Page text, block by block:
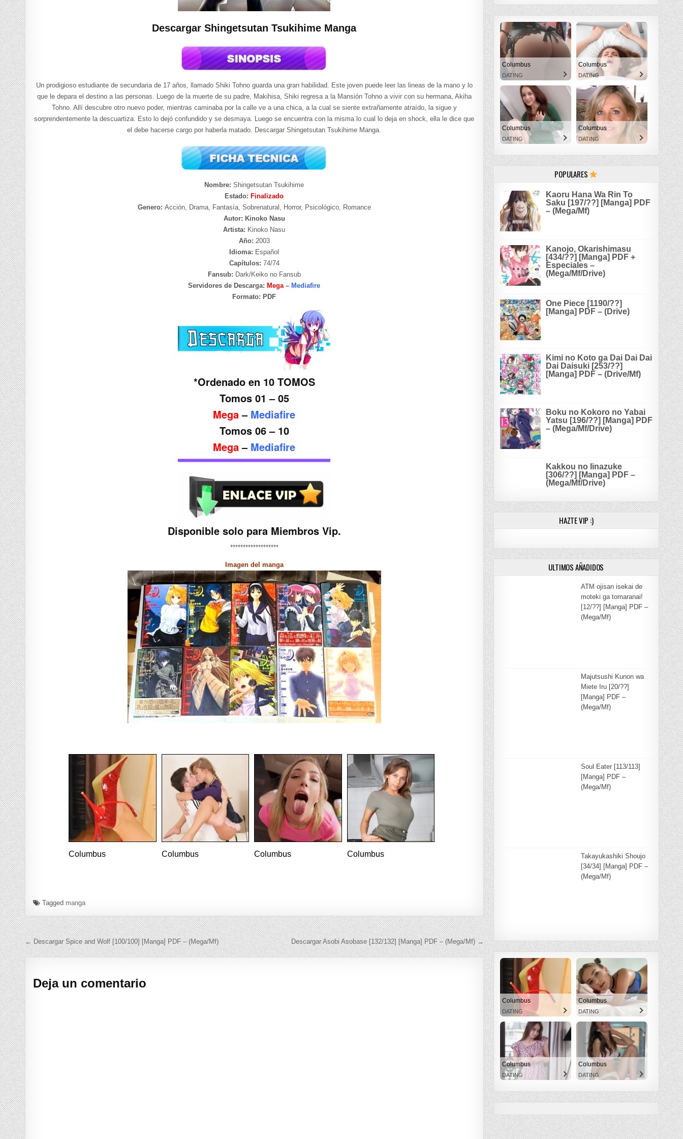
Descargar Shingetsutan Tsukihime Manga
Un prodigioso estudiante de secundaria de 17 años, llamado Shiki Tohno guarda una gran habilidad. Este joven puede leer las lineas de la mano y lo
que le depara el destino a las personas. Luego de la muerte de su padre, Makihisa, Shiki regresa a la Mansión Tohno a vivir con su hermana, Akiha
Tohno. Allí descubre otro nuevo poder, mientras caminaba por la calle ve a una chica, a la cual se siente extrañamente atraído, la sigue y
sorprendentemente la descuartiza. Esto lo dejó confundido y se desmaya. Luego se encuentra con la misma lo cual lo deja en shock, ella le dice que
el debe hacerse cargo por haberla matado. Descargar Shingetsutan Tsukihime Manga.
Nombre:Shingetsutan Tsukihime
Estado: Finalizado
Genero: Acción, Drama, Fantasía, Sobrenatural, Horror, Psicológico, Romance
Autor: Kinoko Nasu
Artista: Kinoko Nasu
Año: 2003
Idioma: Español
Capítulos: 74/74
Fansub: Dark/Keiko no Fansub
Servidores de Descarga: Mega– Mediafire
Formato: PDF
*Ordenado en 10 TOMOS
Tomos 01 – 05
Mega– Mediafire
Tomos 06 – 10
Mega– Mediafire
Disponible solo para Miembros Vip.
*******************
Imagen del manga
Columbus Columbus Columbus Columbus
Tagged manga
Navegación de entradas
← Descargar Spice and Wolf [100/100] [Manga] PDF – (Mega/Mf) Descargar Asobi Asobase [132/132] [Manga] PDF – (Mega/Mf) →
Deja un comentario
Columbus
DATING
Columbus
DATING
Columbus
DATING
Columbus
DATING
POPULARES
Kaoru Hana Wa Rin To
Saku [197/??] [Manga] PDF
– (Mega/Mf)
Kanojo, Okarishimasu
[434/??] [Manga] PDF +
Especiales –
(Mega/Mf/Drive)
One Piece [1190/??]
[Manga] PDF – (Drive)
Kimi no Koto ga Dai Dai Dai
Dai Daisuki [253/??]
[Manga] PDF – (Drive/Mf)
Boku no Kokoro no Yabai
Yatsu [196/??] [Manga] PDF
– (Mega/Mf/Drive)
Kakkou no Iinazuke
[306/??] [Manga] PDF –
(Mega/Mf/Drive)
HAZTE VIP :)
ULTIMOS AÑADIDOS
ATM ojisan isekai de
moteki ga tomaranai!
[12/??] [Manga] PDF –
(Mega/Mf)
Majutsushi Kunon wa
Miete Iru [20/??]
[Manga] PDF –
(Mega/Mf)
Soul Eater [113/113]
[Manga] PDF –
(Mega/Mf)
Takayukashiki Shoujo
[34/34] [Manga] PDF –
(Mega/Mf)
Columbus
DATING
Columbus
DATING
Columbus
DATING
Columbus
DATING